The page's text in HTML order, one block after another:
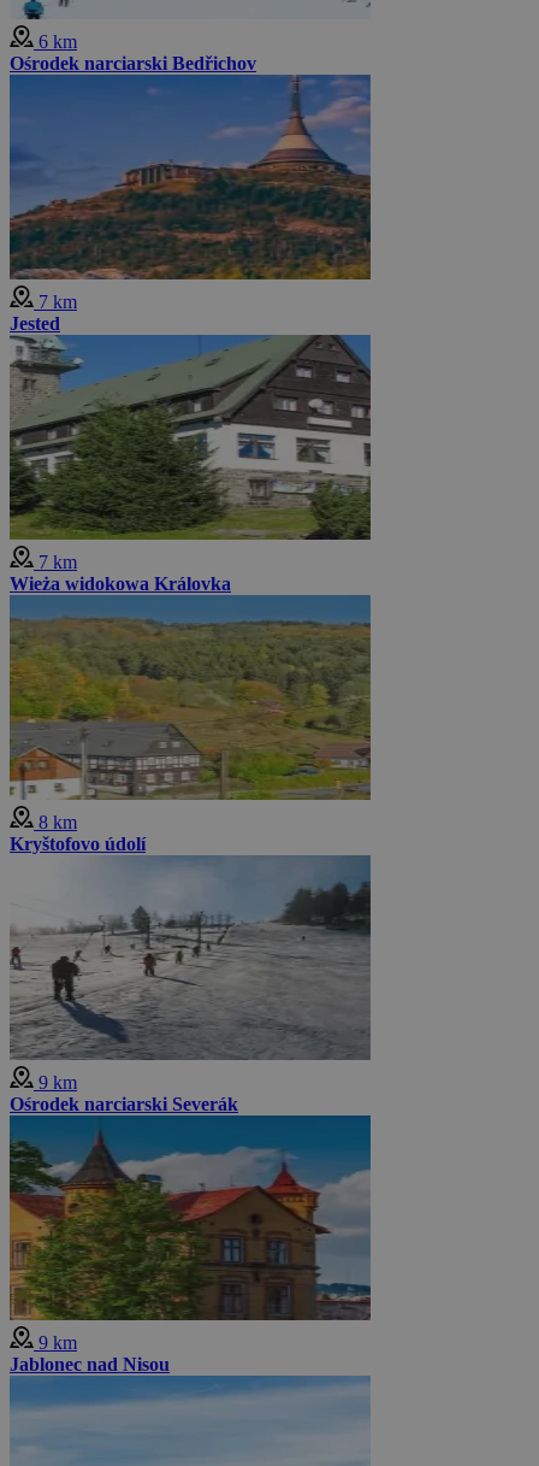
6 km
Ośrodek narciarski Bedřichov
7 km
Jested
7 km
Wieża widokowa Královka
8 km
Kryštofovo údolí
9 km
Ośrodek narciarski Severák
9 km
Jablonec nad Nisou